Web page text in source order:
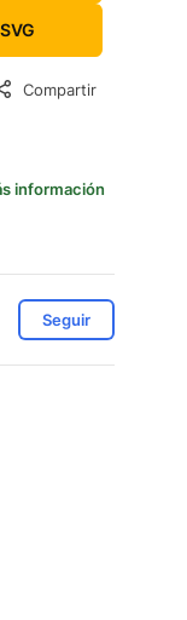
Compartir
información
Seguir